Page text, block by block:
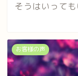
そうはいって
お客様の声